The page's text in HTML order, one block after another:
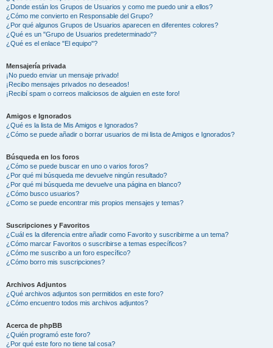
¿Donde están los Grupos de Usuarios y como me puedo unir a ellos?
¿Cómo me convierto en Responsable del Grupo?
¿Por qué algunos Grupos de Usuarios aparecen en diferentes colores?
¿Qué es un "Grupo de Usuarios predeterminado"?
¿Qué es el enlace "El equipo"?
Mensajería privada
¡No puedo enviar un mensaje privado!
¡Recibo mensajes privados no deseados!
¡Recibí spam o correos maliciosos de alguien en este foro!
Amigos e Ignorados
¿Qué es la lista de Mis Amigos e Ignorados?
¿Cómo se puede añadir o borrar usuarios de mi lista de Amigos e Ignorados?
Búsqueda en los foros
¿Cómo se puede buscar en uno o varios foros?
¿Por qué mi búsqueda me devuelve ningún resultado?
¿Por qué mi búsqueda me devuelve una página en blanco?
¿Cómo busco usuarios?
¿Como se puede encontrar mis propios mensajes y temas?
Suscripciones y Favoritos
¿Cuál es la diferencia entre añadir como Favorito y suscribirme a un tema?
¿Cómo marcar Favoritos o suscribirse a temas específicos?
¿Cómo me suscribo a un foro específico?
¿Cómo borro mis suscripciones?
Archivos Adjuntos
¿Qué archivos adjuntos son permitidos en este foro?
¿Cómo encuentro todos mis archivos adjuntos?
Acerca de phpBB
¿Quién programó este foro?
¿Por qué este foro no tiene tal cosa?